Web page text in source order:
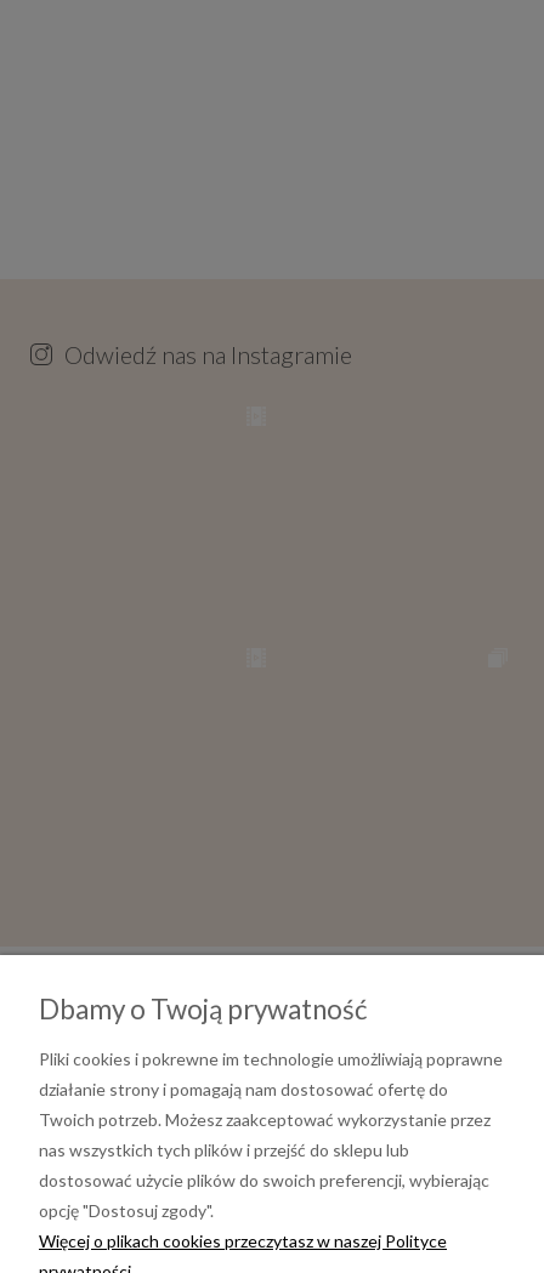
Odwiedź nas na Instagramie
Informacje
Dbamy o Twoją prywatność
Pliki cookies i pokrewne im technologie umożliwiają poprawne
działanie strony i pomagają nam dostosować ofertę do
Twoich potrzeb. Możesz zaakceptować wykorzystanie przez
nas wszystkich tych plików i przejść do sklepu lub
dostosować użycie plików do swoich preferencji, wybierając
opcję "Dostosuj zgody".
Więcej o plikach cookies przeczytasz w naszej Polityce